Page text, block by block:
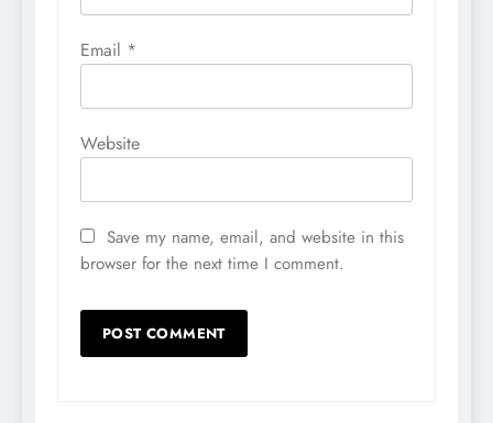
Email *
Website
Save my name, email, and website in this
browser for the next time I comment.